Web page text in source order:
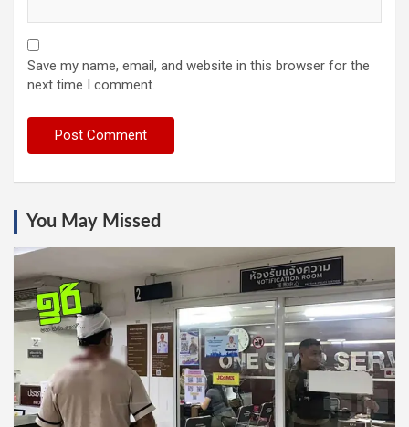
Save my name, email, and website in this browser for the
next time I comment.
You May Missed